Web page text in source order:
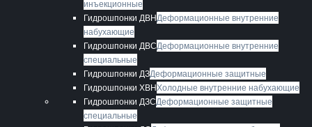
инъекционные
Гидрошпонки ДВНДеформационные внутренние
набухающие
Гидрошпонки ДВСДеформационные внутренние
специальные
Гидрошпонки ДЗДеформационные защитные
Гидрошпонки ХВНХолодные внутренние набухающие
Гидрошпонки ДЗСДеформационные защитные
специальные